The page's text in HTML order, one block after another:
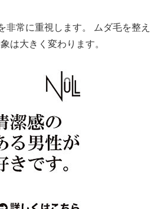
非常に重視します。 ムダ毛を整え
は大きく変わります。